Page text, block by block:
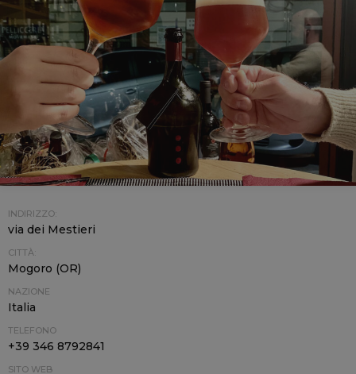
INDIRIZZO:
via dei Mestieri
CITTÀ:
Mogoro (OR)
NAZIONE
Italia
TELEFONO
+39 346 8792841
SITO WEB